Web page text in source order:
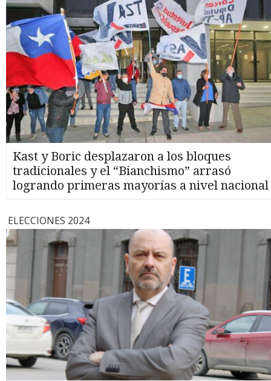
Kast y Boric desplazaron a los bloques
tradicionales y el “Bianchismo” arrasó
logrando primeras mayorías a nivel nacional
ELECCIONES 2024